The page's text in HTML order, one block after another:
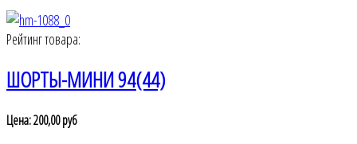
Рейтинг товара:
ШОРТЫ-МИНИ 94(44)
Цена:200,00 руб